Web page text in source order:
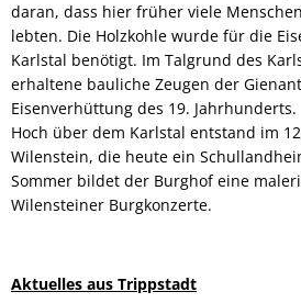
daran, dass hier früher viele
lebten. Die Holzkohle wurde für die
Karlstal benötigt. Im Talgrund des
erhaltene bauliche Zeugen der
Eisenverhüttung des 19. Jahrhunderts.
Hoch über dem Karlstal entstand im
Wilenstein, die heute ein
Sommer bildet der Burghof eine
Wilensteiner Burgkonzerte.
Aktuelles aus Trippstadt